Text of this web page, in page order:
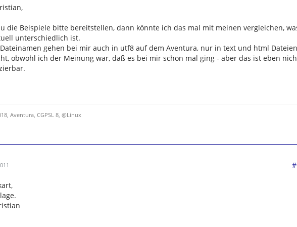
die Beispiele bitte bereitstellen, dann könnte ich das mal mit meinen vergleichen,
unterschiedlich ist.
gehen bei mir auch in utf8 auf dem Aventura, nur in text und html Dateien
obwohl ich der Meinung war, daß es bei mir schon mal ging - aber das ist eben
Aventura, CGPSL 8, @Linux